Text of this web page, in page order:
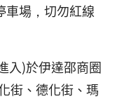
車場，切勿紅線
入)於伊達邵商圈
街、德化街、瑪